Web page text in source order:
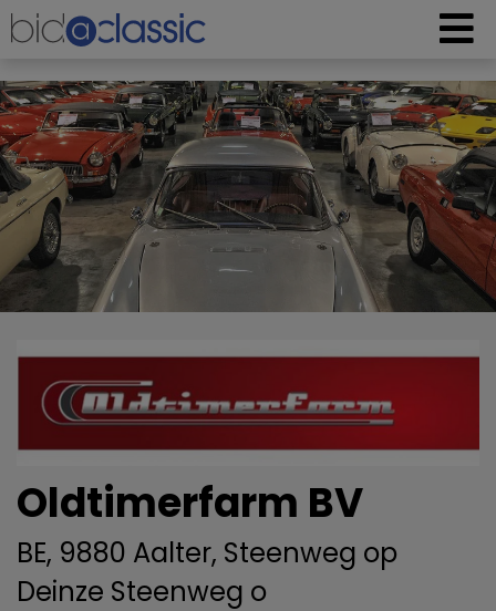
Oldtimerfarm BV
BE, 9880 Aalter, Steenweg op
Deinze Steenweg o